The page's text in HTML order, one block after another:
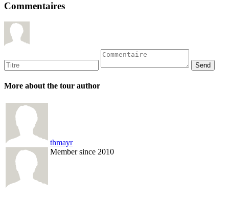
Commentaires
More about the tour author
thmayr
Member since 2010